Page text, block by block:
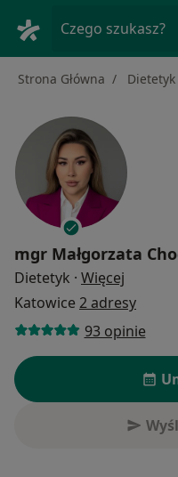
Czego szukasz?
Strona Główna Dietetyk
mgr Małgorzata
Dietetyk · Więcej
Katowice 2 adresy
93 opinie